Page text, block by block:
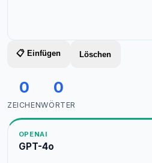
📋 Einfügen Löschen
0
ZEICHEN
0
WÖRTER
OPENAI
GPT-4o